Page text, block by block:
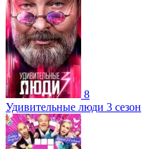
8
Удивительные люди 3 сезон